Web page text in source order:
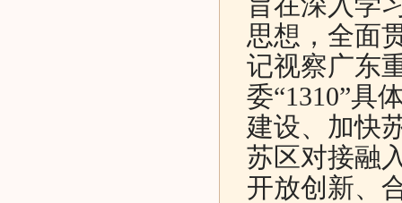
思想，全面
记视察广东
委“1310”具
建设、加快
苏区对接融
开放创新、